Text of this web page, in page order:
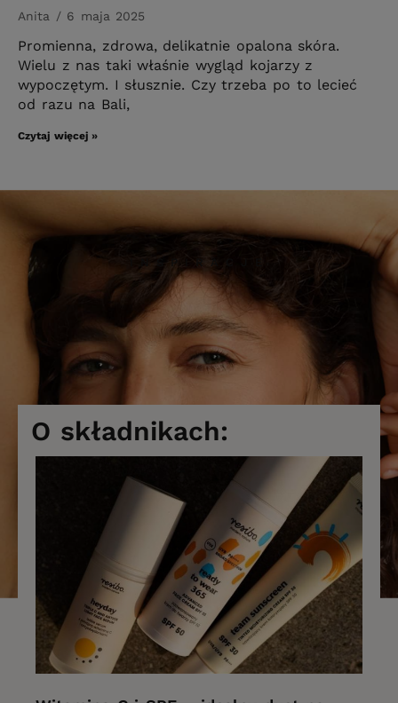
Anita 6 maja 2025
Promienna, zdrowa, delikatnie opalona skóra.
Wielu z nas taki właśnie wygląd kojarzy z
wypoczętym. I słusznie. Czy trzeba po to lecieć
od razu na Bali,
Czytaj więcej »
O składnikach: